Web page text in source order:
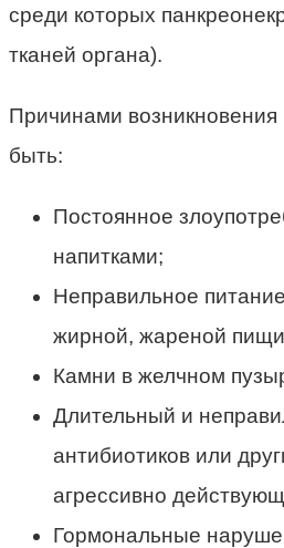
среди которых
тканей органа).
Причинами возникновения
быть:
Постоянное
напитками;
Неправильное
жирной, жареной
Камни в желчном
Длительный и
антибиотиков или
агрессивно
Гормональные